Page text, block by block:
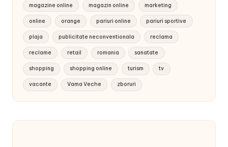
magazine online magazin online marketing
online orange pariuri online pariuri sportive
plaja publicitate neconventionala reclama
reclame retail romania sanatate
shopping shopping online turism tv
vacante Vama Veche zboruri